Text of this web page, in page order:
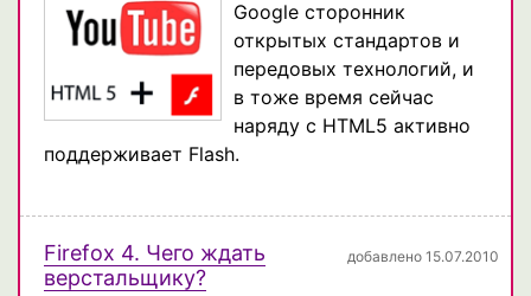
Google сторонник
открытых стандартов и
передовых технологий, и
в тоже время сейчас
наряду с HTML5 активно
поддерживает Flash.
Firefox 4. Чего ждать
верстальщику?
добавлено 15.07.2010